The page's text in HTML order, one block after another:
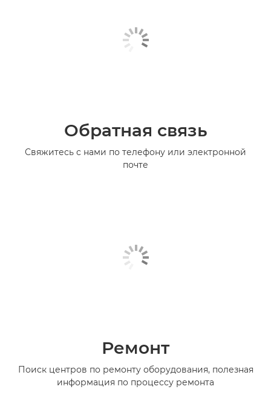
Обратная связь
Свяжитесь с нами по телефону или электронной
почте
Ремонт
Поиск центров по ремонту оборудования, полезная
информация по процессу ремонта